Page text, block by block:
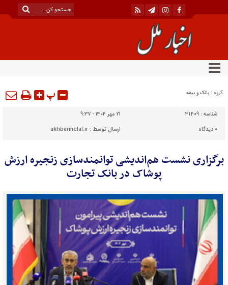
گروه : بانک و بیمه پ
شناسه : 31409
۲۱ مهر ۱۴۰۴ - ۹:۳۷
0 دیدگاه ارسال توسط :akhbarmelal.ir
برگزاری نشست هم‌اندیشی توانمندسازی زنجیره ارزش
پوشاک در بانک تجارت